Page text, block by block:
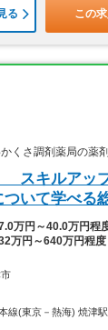
る この
くさ調剤薬局の薬
スキルアッ
いて学べる
万円～40.0万円程
万円～640万円程度
線(東京－熱海) 焼津駅